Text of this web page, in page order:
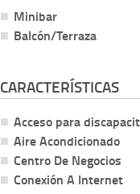
Minibar
Balcón/Terraza
CARACTERÍSTICAS
Acceso para
Aire Acondicionado
Centro De Negocios
Conexión A Internet